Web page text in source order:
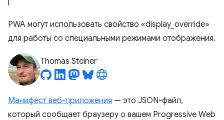
PWA могут использовать свойство «display_override»
для работы со специальными режимами отображения.
Thomas Steiner
Манифест веб-приложения — это JSON-файл,
который сообщает браузеру о вашем Progressive Web